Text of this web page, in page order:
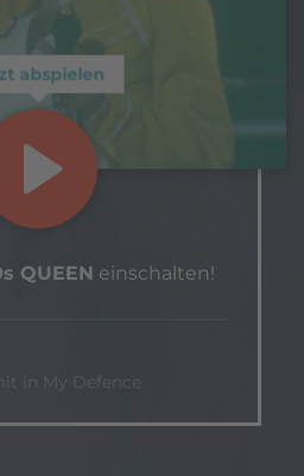
abspielen
QUEEN einschalten!
In My Defence